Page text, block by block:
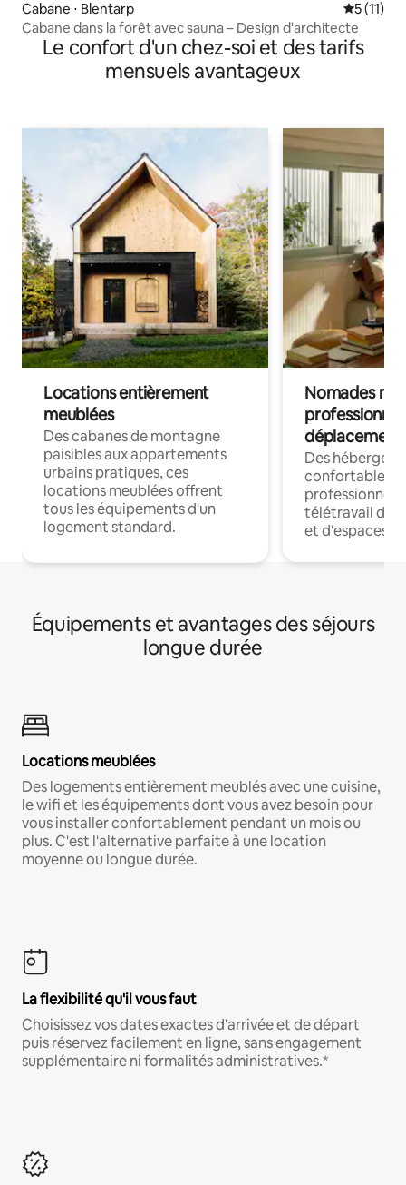
Cabane ⋅ Blentarp
5 (11)
Cabane dans la forêt avec sauna – Design d'architecte
Le confort d'un chez-soi et des tarifs
mensuels avantageux
Locations entièrement
meublées
Des cabanes de montagne
paisibles aux appartements
urbains pratiques, ces
locations meublées offrent
tous les équipements d'un
logement standard.
Nomades
déplacement
Des
confortables
professionnels
télétravail
et d'espaces
Équipements et avantages des séjours
longue durée
Locations meublées
Des logements entièrement meublés avec une cuisine,
le wifi et les équipements dont vous avez besoin pour
vous installer confortablement pendant un mois ou
plus. C'est l'alternative parfaite à une location
moyenne ou longue durée.
La flexibilité qu'il vous faut
Choisissez vos dates exactes d'arrivée et de départ
puis réservez facilement en ligne, sans engagement
supplémentaire ni formalités administratives.*